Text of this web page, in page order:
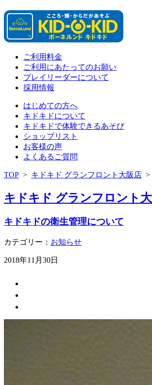
ご利用料金
ご利用にあたってのお願い
プレイリーダーについて
採用情報
はじめての方へ
キドキドについて
キドキドで体験できるあそび
ショップリスト
お客様の声
よくあるご質問
TOP > キドキド グランフロント大阪店 >
キドキド グランフロント
キドキドの衛生管理について
カテゴリー： お知らせ
2018年11月30日